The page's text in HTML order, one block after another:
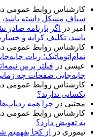
کارشناس روابط عمومی
سباف مشکل داشته
امیر در
اگر بارنامه
باشد، تکلیف کرایه و
کارشناس روابط عمومی
تمام‌اتوماتیک؛ ربات
عیسی در فیلتر پرس
جابه‌جایی صفحات چه
کارشناس روابط عمومی
یکسانی ندارند؟
مجتبی در چرا همه
کارشناس روابط عمومی
به تعویض دارد؟
تیموری در از کجا بفهمیم